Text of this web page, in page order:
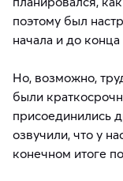
поэтому был
начала и до
Но, возможно,
были
присоединились
озвучили, что у
конечном итоге